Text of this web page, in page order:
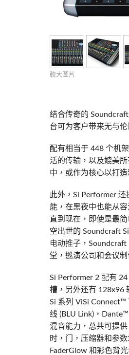
較大圖片
结合传奇的
台可为客户带来无与
配有相当于 448 个机
活的传输，以及媲美
中，或作为核心以打造
此外，Si Performer
能，在黑夜中也能从
直到现在，即使是最
空出世的 Soundcraft
电动推子，
堂，巡演公司和会议制
Si Performer 2 配有
槽，另外还有 128x96
Si 系列 ViSi Connect™
线 (BLU Link)，
混音能力，总共可提
时，门，压缩器和参
FaderGlow 和彩色背